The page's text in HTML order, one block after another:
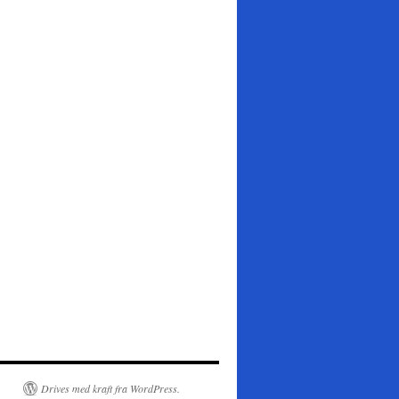
Drives med kraft fra WordPress.